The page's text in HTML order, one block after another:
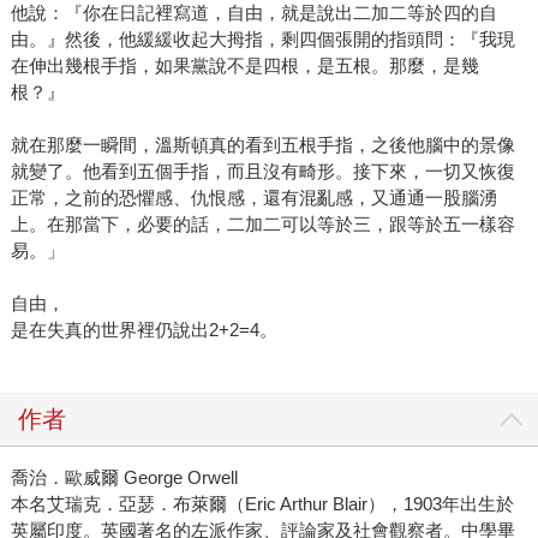
他說：『你在日記裡寫道，自由，就是說出二加二等於四的自
由。』然後，他緩緩收起大拇指，剩四個張開的指頭問：『我現
在伸出幾根手指，如果黨說不是四根，是五根。那麼，是幾
根？』
就在那麼一瞬間，溫斯頓真的看到五根手指，之後他腦中的景像
就變了。他看到五個手指，而且沒有畸形。接下來，一切又恢復
正常，之前的恐懼感、仇恨感，還有混亂感，又通通一股腦湧
上。在那當下，必要的話，二加二可以等於三，跟等於五一樣容
易。」
自由，
是在失真的世界裡仍說出2+2=4。
作者
喬治．歐威爾 George Orwell
本名艾瑞克．亞瑟．布萊爾（Eric Arthur Blair），1903年出生於
英屬印度。英國著名的左派作家、評論家及社會觀察者。中學畢